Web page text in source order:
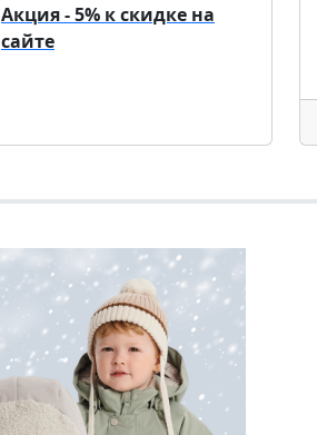
Акция - 5% к скидке на
сайте